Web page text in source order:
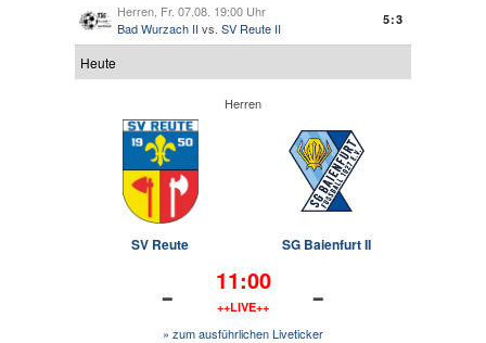
Herren, Fr. 07.08. 19:00 Uhr
Bad Wurzach IIvs. SV Reute II
5:3
Heute
Herren
SV Reute SG Baienfurt II
- 11:00
++LIVE++ -
» zum ausführlichen Liveticker